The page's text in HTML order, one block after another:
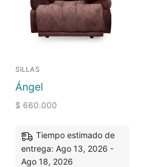
SILLAS
Ángel
$ 660.000
Tiempo estimado de
entrega: Ago 13, 2026 -
Ago 18, 2026